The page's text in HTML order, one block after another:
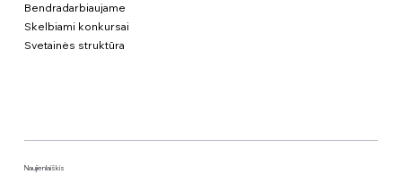
Bendradarbiaujame
Skelbiami konkursai
Svetainės struktūra
Naujienlaiškis